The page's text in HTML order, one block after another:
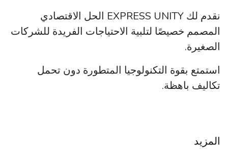
نقدم لك EXPRESS UNITY الحل الاقتصادي
المصمم خصيصًا لتلبية الاحتياجات الفريدة للشركات
الصغيرة. ​
استمتع بقوة التكنولوجيا المتطورة دون تحمل
تكاليف باهظة.
المزيد